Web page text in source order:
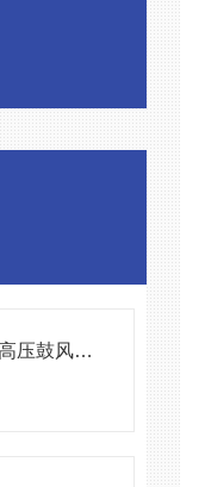
一文与您分享增压助燃高压鼓风机的常见故障相应解决方法